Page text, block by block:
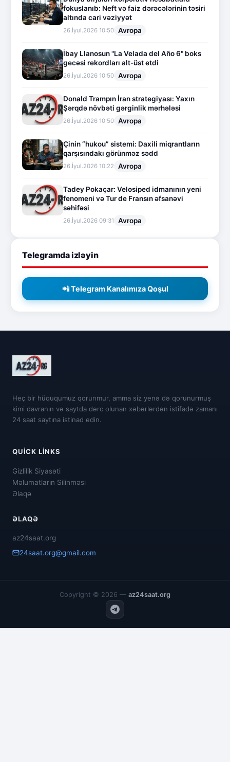
fokuslanıb: Neft və faiz dərəcələrinin təsiri
altında cari vəziyyət
26.İyul.2026 10:50 Avropa
İbay Llanosun "La Velada del Año 6" boks
gecəsi rekordları alt-üst etdi
26.İyul.2026 10:50 Avropa
Donald Trampın İran strategiyası: Yaxın
Şərqdə növbəti gərginlik mərhələsi
26.İyul.2026 10:50 Avropa
Çinin “hukou” sistemi: Daxili miqrantların
qarşısındakı görünməz sədd
26.İyul.2026 10:22 Avropa
Tadey Pokaçar: Velosiped idmanının yeni
fenomeni və Tur de Fransın əfsanəvi
səhifəsi
26.İyul.2026 09:31 Avropa
Telegramda izləyin
📲 Telegram Kanalımıza Qoşul
Heç bir hüququmuz qorunmur, amma siz yenə də qorunurmuş
kimi davranın və saytda dərc olunan xəbərlərdən istifadə zamanı
24 saat saytına istinad edin.
QUICK LINKS
Gizlilik Siyasəti
Məlumatların Silinməsi
Əlaqə
ƏLAQƏ
az24saat.org
24saat.org@gmail.com
Copyright © 2026 — az24saat.org